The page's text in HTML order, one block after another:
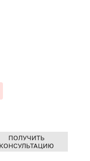
ПОЛУЧИТЬ
КОНСУЛЬТАЦИЮ